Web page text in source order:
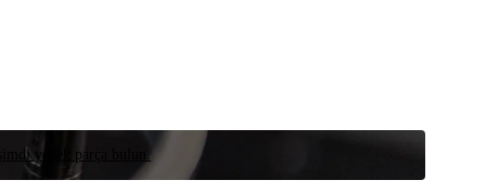
yedek parça bulun.